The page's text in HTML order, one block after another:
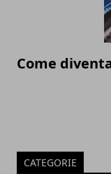
Come
CATEGORIE